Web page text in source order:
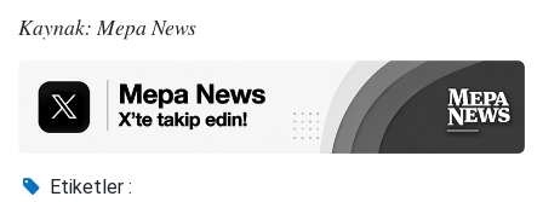
Kaynak: Mepa News
Etiketler :